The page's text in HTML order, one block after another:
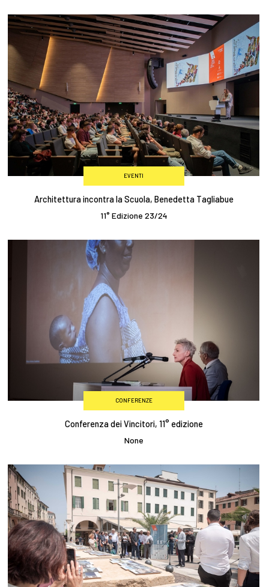
EVENTI
Architettura incontra la Scuola, Benedetta Tagliabue
11° Edizione 23/24
CONFERENZE
Conferenza dei Vincitori, 11° edizione
None